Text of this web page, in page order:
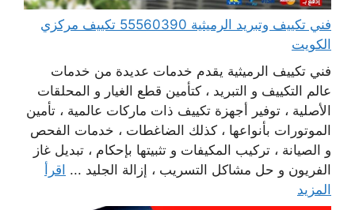
فني تكييف وتبريد الرميثية 55560390 تكييف مركزي
الكويت
فني تكييف الرميثية يقدم خدمات عديدة من خدمات
عالم التكييف و التبريد ، كتأمين قطع الغيار و المحلقات
الأصلية ، توفير أجهزة تكييف ذات ماركات عالمية ، تأمين
الموتورات بأنواعها ، كذلك الضاغطات ، خدمات الفحص
و الصيانة ، تركيب المكيفات و تثبيتها بإحكام ، تبديل غاز
الفريون و حل مشاكل التسريب ، إزالة الجليد ... اقرأ
المزيد